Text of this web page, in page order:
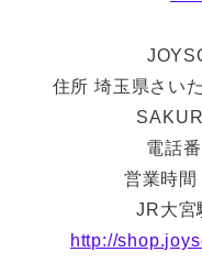
住所 埼玉県さい
電話
営業時
JR大宮
http://